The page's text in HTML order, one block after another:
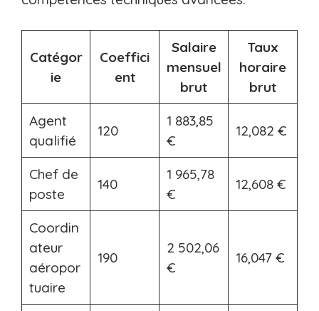
Catégor
ie
Coeffici
ent
Salaire
mensuel
brut
Taux
horaire
brut
Agent
qualifié
120
1 883,85
€
12,082 €
Chef de
poste
140
1 965,78
€
12,608 €
Coordin
ateur
aéropor
tuaire
190
2 502,06
€
16,047 €